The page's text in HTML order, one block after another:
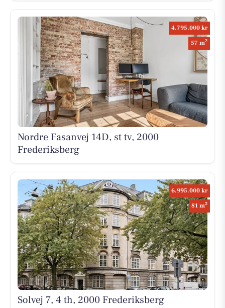
4.795.000 kr
57 m2
Nordre Fasanvej 14D, st tv, 2000
Frederiksberg
6.995.000 kr
81 m2
Solvej 7, 4 th, 2000 Frederiksberg